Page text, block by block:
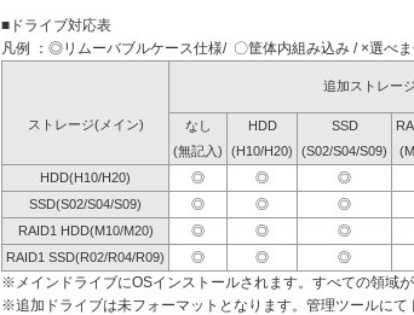
■ドライブ対応表
凡例 ：◎リムーバブルケース仕様/ 〇筐体内組み込み / ×選べ
追加ストレージ
ストレージ(メイン) なし HDD SSD
(無記入)
(H10/H20) (S02/S04/S09)
HDD(H10/H20)
◎ ◎ ◎
SSD(S02/S04/S09)
◎ ◎ ◎
RAID1 HDD(M10/M20)
◎ ◎ ◎
RAID1 SSD(R02/R04/R09)
◎ ◎ ◎
※メインドライブにOSインストールされます。すべての領域
※追加ドライブは未フォーマットとなります。管理ツールに